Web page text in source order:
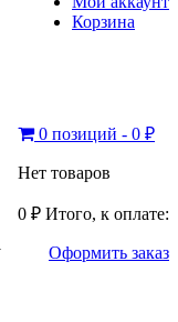
Корзина
0 позиций - 0 ₽
Нет товаров
0 ₽ Итого, к оплате:
Оформить заказ